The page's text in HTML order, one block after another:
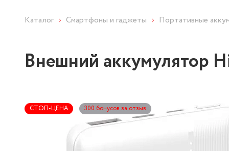
Каталог Смартфоны и гаджеты Портативные
Внешний аккумулятор
СТОП-ЦЕНА 300 бонусов за отзыв